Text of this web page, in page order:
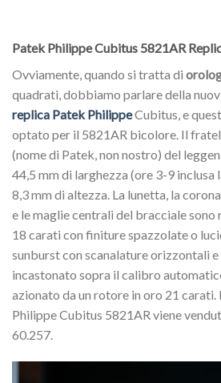
Patek Philippe Cubitus 5821AR
Ovviamente, quando si tratta di
quadrati, dobbiamo parlare della
replica Patek PhilippeCubitus, e
optato per il 5821AR bicolore. Il
(nome di Patek, non nostro) del
44,5 mm di larghezza (ore 3-9 inclusa
8,3 mm di altezza. La lunetta, la
e le maglie centrali del bracciale sono
18 carati con finiture spazzolate o
sunburst con scanalature orizzontali
incastonato sopra il calibro
azionato da un rotore in oro 21 carati.
Philippe Cubitus 5821AR viene
60.257.